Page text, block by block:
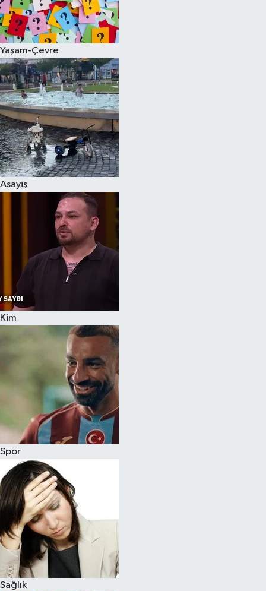
Yaşam-Çevre
Asayiş
Kim
Spor
Sağlık
Spor
Burç Yorumları
Çocuk
Eğitim
Hava Durumu
Kadın
Kim kimdir?
Kültür Sanat
Sağlık
Teknoloji
Televizyon
Yaşam-Çevre